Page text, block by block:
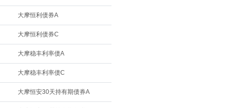
大摩恒利债券A
大摩恒利债券C
大摩稳丰利率债A
大摩稳丰利率债C
大摩恒安30天持有期债券A